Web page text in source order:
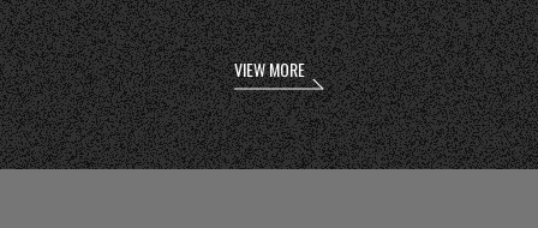
VIEW MORE